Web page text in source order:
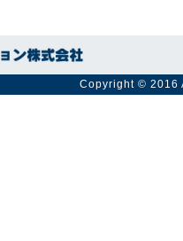
Copyright © 2016